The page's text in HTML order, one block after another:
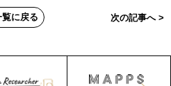
覧に戻る 次の記事へ >